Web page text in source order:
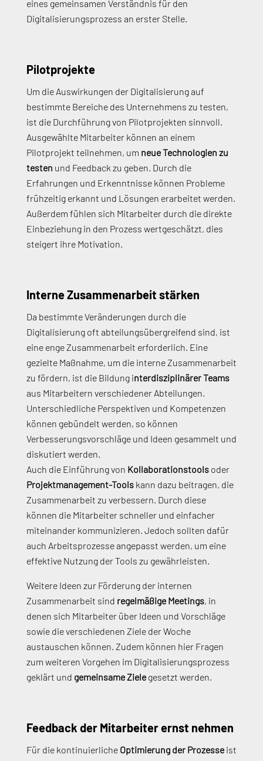
eines gemeinsamen Verständnis für den
Digitalisierungsprozess an erster Stelle.
Pilotprojekte
Um die Auswirkungen der Digitalisierung auf
bestimmte Bereiche des Unternehmens zu testen,
ist die Durchführung von Pilotprojekten sinnvoll.
Ausgewählte Mitarbeiter können an einem
Pilotprojekt teilnehmen, um neue Technologien zu
testen und Feedback zu geben. Durch die
Erfahrungen und Erkenntnisse können Probleme
frühzeitig erkannt und Lösungen erarbeitet werden.
Außerdem fühlen sich Mitarbeiter durch die direkte
Einbeziehung in den Prozess wertgeschätzt, dies
steigert ihre Motivation.
Interne Zusammenarbeit stärken
Da bestimmte Veränderungen durch die
Digitalisierung oft abteilungsübergreifend sind, ist
eine enge Zusammenarbeit erforderlich. Eine
gezielte Maßnahme, um die interne Zusammenarbeit
zu fördern, ist die Bildung interdisziplinärer Teams
aus Mitarbeitern verschiedener Abteilungen.
Unterschiedliche Perspektiven und Kompetenzen
können gebündelt werden, so können
Verbesserungsvorschläge und Ideen gesammelt und
diskutiert werden.
Auch die Einführung von Kollaborationstoolsoder
Projektmanagement-Toolskann dazu beitragen, die
Zusammenarbeit zu verbessern. Durch diese
können die Mitarbeiter schneller und einfacher
miteinander kommunizieren. Jedoch sollten dafür
auch Arbeitsprozesse angepasst werden, um eine
effektive Nutzung der Tools zu gewährleisten.
Weitere Ideen zur Förderung der internen
Zusammenarbeit sind regelmäßige Meetings, in
denen sich Mitarbeiter über Ideen und Vorschläge
sowie die verschiedenen Ziele der Woche
austauschen können. Zudem können hier Fragen
zum weiteren Vorgehen im Digitalisierungsprozess
geklärt und gemeinsame Zielegesetzt werden.
Feedback der Mitarbeiter ernst nehmen
Für die kontinuierliche Optimierung der Prozesseist